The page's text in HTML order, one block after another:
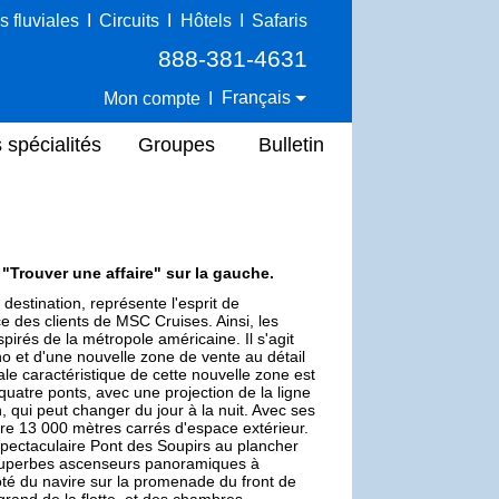
fluviales Circuits Hôtels Safaris
888-381-4631
Mon compte Français
spécialités Groupes Bulletin
une affaire" sur la gauche.
représente l'esprit de
des clients de MSC Cruises. Ainsi, les
de la métropole américaine. Il s'agit
et d'une nouvelle zone de vente au détail
caractéristique de cette nouvelle zone est
ponts, avec une projection de la ligne
peut changer du jour à la nuit. Avec ses
13 000 mètres carrés d'espace extérieur.
Pont des Soupirs au plancher
ascenseurs panoramiques à
du navire sur la promenade du front de